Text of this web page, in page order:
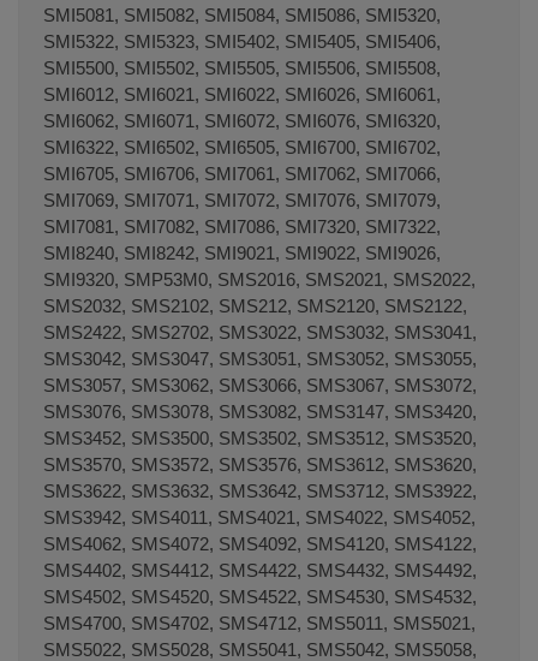
SMI5081, SMI5082, SMI5084, SMI5086, SMI5320,
SMI5322, SMI5323, SMI5402, SMI5405, SMI5406,
SMI5500, SMI5502, SMI5505, SMI5506, SMI5508,
SMI6012, SMI6021, SMI6022, SMI6026, SMI6061,
SMI6062, SMI6071, SMI6072, SMI6076, SMI6320,
SMI6322, SMI6502, SMI6505, SMI6700, SMI6702,
SMI6705, SMI6706, SMI7061, SMI7062, SMI7066,
SMI7069, SMI7071, SMI7072, SMI7076, SMI7079,
SMI7081, SMI7082, SMI7086, SMI7320, SMI7322,
SMI8240, SMI8242, SMI9021, SMI9022, SMI9026,
SMI9320, SMP53M0, SMS2016, SMS2021, SMS2022,
SMS2032, SMS2102, SMS212, SMS2120, SMS2122,
SMS2422, SMS2702, SMS3022, SMS3032, SMS3041,
SMS3042, SMS3047, SMS3051, SMS3052, SMS3055,
SMS3057, SMS3062, SMS3066, SMS3067, SMS3072,
SMS3076, SMS3078, SMS3082, SMS3147, SMS3420,
SMS3452, SMS3500, SMS3502, SMS3512, SMS3520,
SMS3570, SMS3572, SMS3576, SMS3612, SMS3620,
SMS3622, SMS3632, SMS3642, SMS3712, SMS3922,
SMS3942, SMS4011, SMS4021, SMS4022, SMS4052,
SMS4062, SMS4072, SMS4092, SMS4120, SMS4122,
SMS4402, SMS4412, SMS4422, SMS4432, SMS4492,
SMS4502, SMS4520, SMS4522, SMS4530, SMS4532,
SMS4700, SMS4702, SMS4712, SMS5011, SMS5021,
SMS5022, SMS5028, SMS5041, SMS5042, SMS5058,